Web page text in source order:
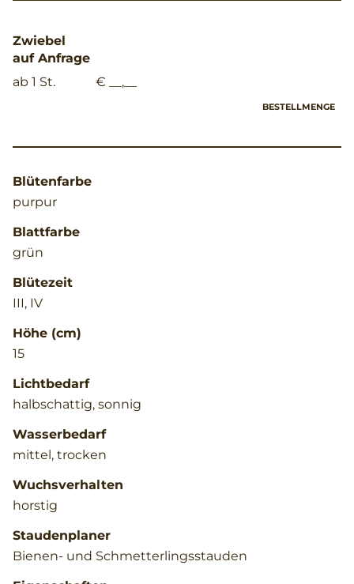
Zwiebel
auf Anfrage
ab 1 St.
€ __,__
BESTELLMENGE
Blütenfarbe
purpur
Blattfarbe
grün
Blütezeit
III, IV
Höhe (cm)
15
Lichtbedarf
halbschattig, sonnig
Wasserbedarf
mittel, trocken
Wuchsverhalten
horstig
Staudenplaner
Bienen- und Schmetterlingsstauden